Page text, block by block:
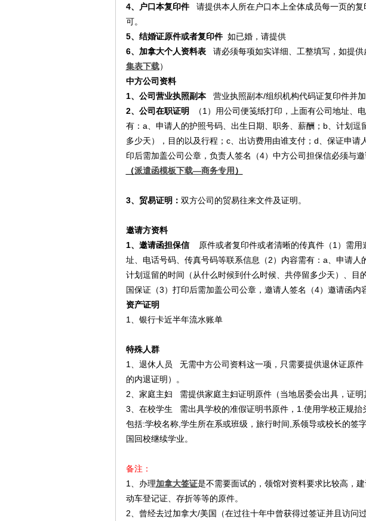
4、户口本复印件
请提供本人所在户口本上全体成员每一页的
可。
5、结婚证原件或者复印件 如已婚，请提供
6、加拿大个人资料表
请必须每项如实详细、工整填写，如提
集表下载）
中方公司资料
1、公司营业执照副本
营业执照副本/组织机构代码证复印件并
2、公司在职证明 （1）用公司便笺纸打印，上面有公司地址、
有：a、申请人的护照号码、出生日期、职务、薪酬；b、计划
多少天），目的以及行程；c、出访费用由谁支付；d、保证申请
印后需加盖公司公章，负责人签名（4）中方公司担保信必须与邀
（派遣函模板下载—商务专用 ）
3、贸易证明： 双方公司的贸易往来文件及证明。
邀请方资料
1、邀请函担保信
原件或者复印件或者清晰的传真件（1）需
址、电话号码、传真号码等联系信息（2）内容需有：a、申请人
计划逗留的时间（从什么时候到什么时候、共停留多少天）、目
国保证（3）打印后需加盖公司公章，邀请人签名（4）邀请函
资产证明
1、银行卡近半年流水账单
特殊人群
1、退休人员 无需中方公司资料这一项，只需要提供退休证原
的内退证明）。
2、家庭主妇 需提供家庭主妇证明原件（当地居委会出具，证明
3、在校学生 需出具学校的准假证明书原件，1.使用学校正规抬
包括:学校名称,学生所在系或班级，旅行时间,系领导或校长的签
国回校继续学业。
备注：
1、办理加拿大签证是不需要面试的，领馆对资料要求比较高，
动车登记证、存折等等的原件。
2、曾经去过加拿大/美国（在过往十年中曾获得过签证并且访问